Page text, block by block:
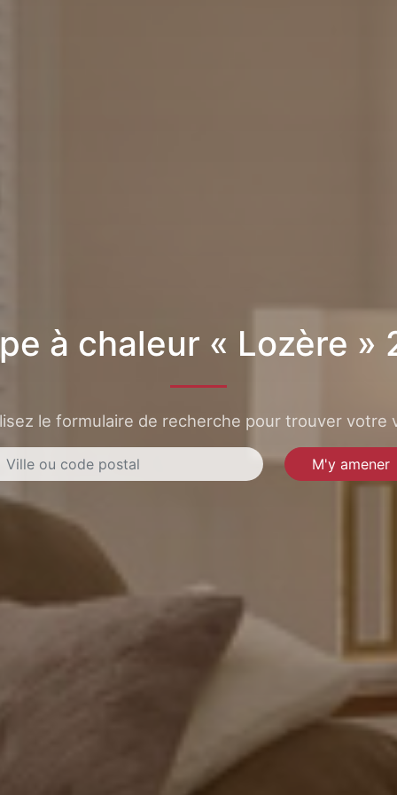
à chaleur « Lozère »
le formulaire de recherche pour trouver votre
M'y amener